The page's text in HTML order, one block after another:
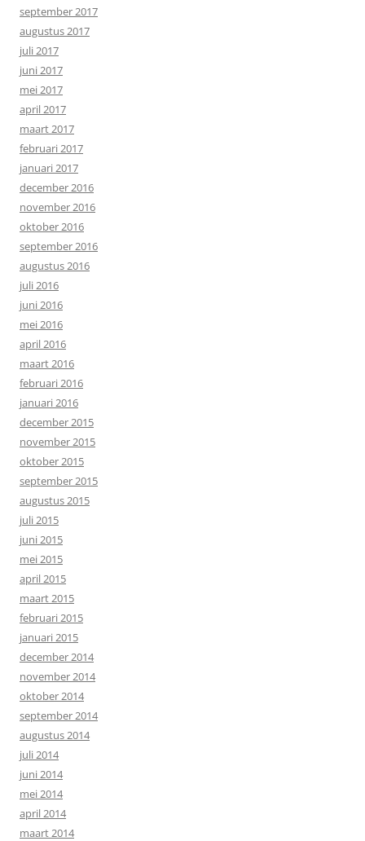
september 2017
augustus 2017
juli 2017
juni 2017
mei 2017
april 2017
maart 2017
februari 2017
januari 2017
december 2016
november 2016
oktober 2016
september 2016
augustus 2016
juli 2016
juni 2016
mei 2016
april 2016
maart 2016
februari 2016
januari 2016
december 2015
november 2015
oktober 2015
september 2015
augustus 2015
juli 2015
juni 2015
mei 2015
april 2015
maart 2015
februari 2015
januari 2015
december 2014
november 2014
oktober 2014
september 2014
augustus 2014
juli 2014
juni 2014
mei 2014
april 2014
maart 2014